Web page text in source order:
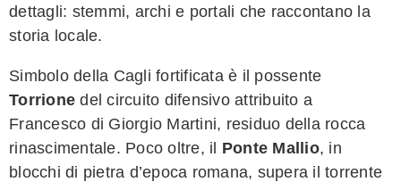
dettagli: stemmi, archi e portali che raccontano la
storia locale.
Simbolo della Cagli fortificata è il possente
Torrione del circuito difensivo attribuito a
Francesco di Giorgio Martini, residuo della rocca
rinascimentale. Poco oltre, il Ponte Mallio, in
blocchi di pietra d’epoca romana, supera il torrente